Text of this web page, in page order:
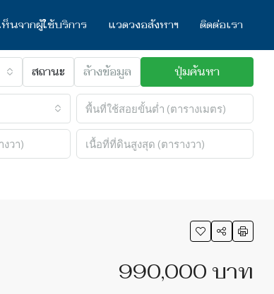
ห็นจากผู้ใช้บริการ แวดวงอสังหาฯ ติดต่อเรา
สถานะ ล้างข้อมูล ปุ่มค้นหา
990,000 บาท